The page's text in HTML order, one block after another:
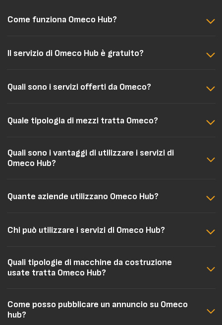
Come funziona Omeco Hub?
Il servizio di Omeco Hub è gratuito?
Quali sono i servizi offerti da Omeco?
Quale tipologia di mezzi tratta Omeco?
Quali sono i vantaggi di utilizzare i servizi di
Omeco Hub?
Quante aziende utilizzano Omeco Hub?
Chi può utilizzare i servizi di Omeco Hub?
Quali tipologie di macchine da costruzione
usate tratta Omeco Hub?
Come posso pubblicare un annuncio su Omeco
hub?